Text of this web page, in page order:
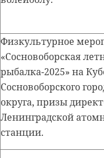
Физкультурное
«Сосновоборская
рыбалка-2025» на
Сосновоборского
округа, призы
Ленинградской
станции.